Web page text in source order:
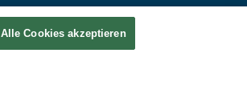
Alle Cookies akzeptieren